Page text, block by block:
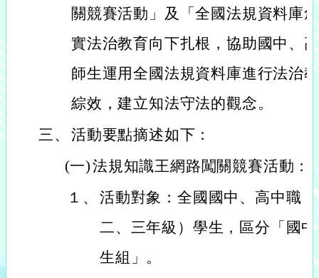
關競賽活動」及「全國法規資料庫
實法治教育向下扎根，協助國中、
師生運用全國法規資料庫進行法治
綜效，建立知法守法的觀念。
三、 活動要點摘述如下：
(一)法規知識王網路闖關競賽活動：
１、 活動對象：全國國中、高中職
二、三年級）學生，區分「國
生組」。